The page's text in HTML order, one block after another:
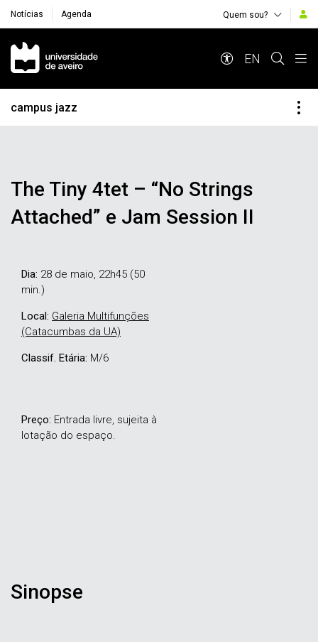
Notícias Agenda Quem sou?
Navegação Principal
EN
campus jazz
The Tiny 4tet – “No Strings
Attached” e Jam Session II
Dia: 28 de maio, 22h45 (50
min.)
Local: Galeria Multifunções
(Catacumbas da UA)
Classif. Etária: M/6
Preço: Entrada livre, sujeita à
lotação do espaço.
Sinopse